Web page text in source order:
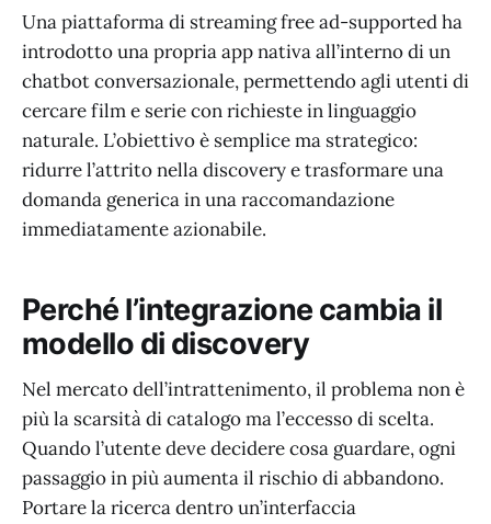
Una piattaforma di streaming free ad-supported ha
introdotto una propria app nativa all’interno di un
chatbot conversazionale, permettendo agli utenti di
cercare film e serie con richieste in linguaggio
naturale. L’obiettivo è semplice ma strategico:
ridurre l’attrito nella discovery e trasformare una
domanda generica in una raccomandazione
immediatamente azionabile.
Perché l’integrazione cambia il
modello di discovery
Nel mercato dell’intrattenimento, il problema non è
più la scarsità di catalogo ma l’eccesso di scelta.
Quando l’utente deve decidere cosa guardare, ogni
passaggio in più aumenta il rischio di abbandono.
Portare la ricerca dentro un’interfaccia